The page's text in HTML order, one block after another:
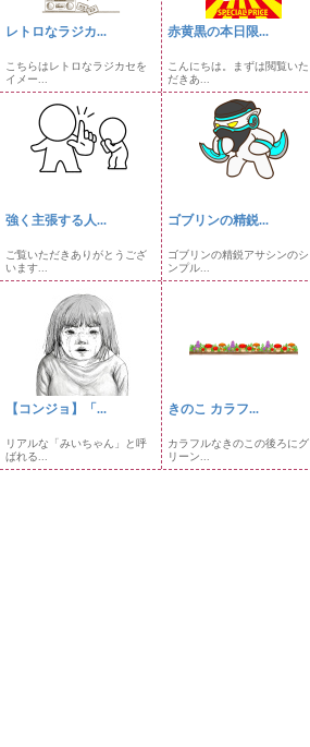
レトロなラジカ...
こちらはレトロなラジカセを
イメー...
赤黄黒の本日限...
こんにちは。まずは閲覧いた
だきあ...
強く主張する人...
ご覧いただきありがとうござ
います...
ゴブリンの精鋭...
ゴブリンの精鋭アサシンのシ
ンプル...
【コンジョ】「...
リアルな「みいちゃん」と呼
ばれる...
きのこ カラフ...
カラフルなきのこの後ろにグ
リーン...